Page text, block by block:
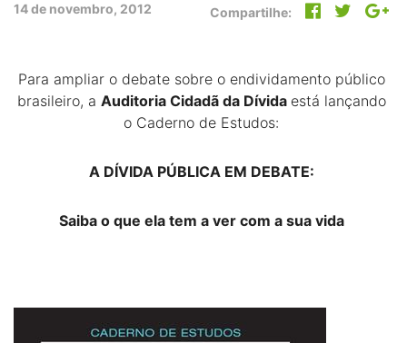
14 de novembro, 2012 Compartilhe:
Para ampliar o debate sobre o endividamento público
brasileiro, a Auditoria Cidadã da Dívida está lançando
o Caderno de Estudos:
A DÍVIDA PÚBLICA EM DEBATE:
Saiba o que ela tem a ver com a sua vida